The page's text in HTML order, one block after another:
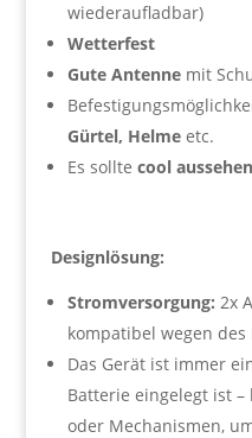
wiederaufladbar)
Wetterfest
Gute Antennemit
Gürtel, Helmeetc.
Es sollte cool aussehen
Designlösung:
Stromversorgung: 2x
kompatibel wegen des
Das Gerät ist immer
Batterie eingelegt ist
oder Mechanismen,